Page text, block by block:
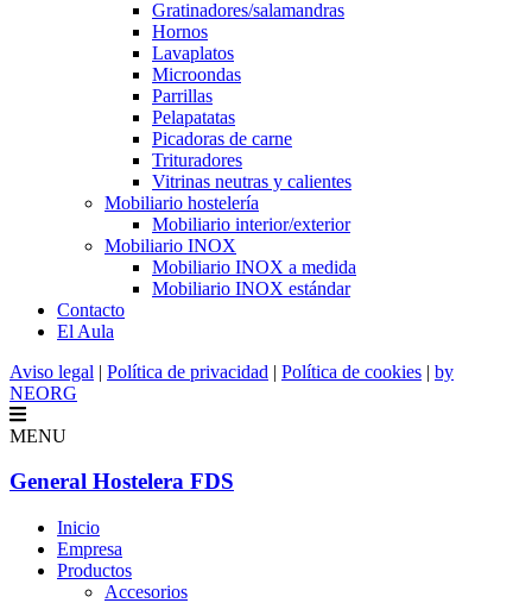
Gratinadores/salamandras
Hornos
Lavaplatos
Microondas
Parrillas
Pelapatatas
Picadoras de carne
Trituradores
Vitrinas neutras y calientes
Mobiliario hostelería
Mobiliario interior/exterior
Mobiliario INOX
Mobiliario INOX a medida
Mobiliario INOX estándar
Contacto
El Aula
Aviso legal | Política de privacidad | Política de cookies | by
NEORG
MENU
General Hostelera FDS
Inicio
Empresa
Productos
Accesorios